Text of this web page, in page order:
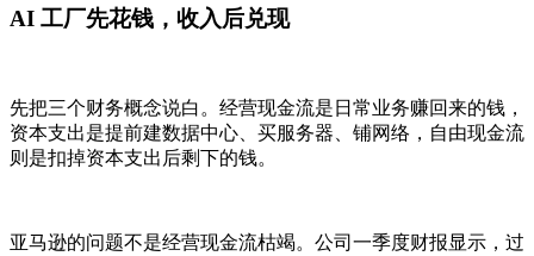
AI 工厂先花钱，收入后兑现
先把三个财务概念说白。经营现金流是日常业务赚回来的钱，
资本支出是提前建数据中心、买服务器、铺网络，自由现金流
则是扣掉资本支出后剩下的钱。
亚马逊的问题不是经营现金流枯竭。公司一季度财报显示，过